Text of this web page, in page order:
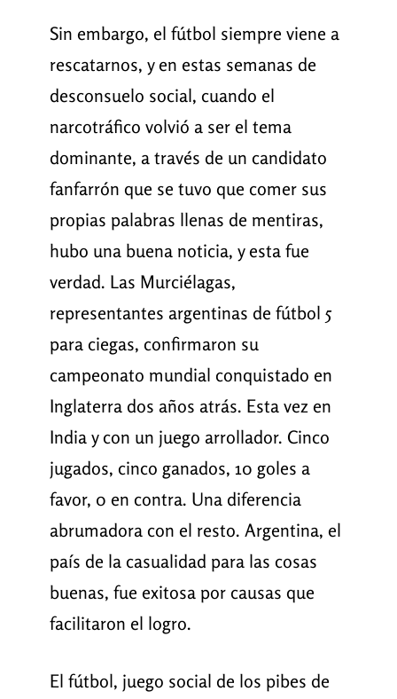
Sin embargo, el fútbol siempre viene a
rescatarnos, y en estas semanas de
desconsuelo social, cuando el
narcotráfico volvió a ser el tema
dominante, a través de un candidato
fanfarrón que se tuvo que comer sus
propias palabras llenas de mentiras,
hubo una buena noticia, y esta fue
verdad. Las Murciélagas,
representantes argentinas de fútbol 5
para ciegas, confirmaron su
campeonato mundial conquistado en
Inglaterra dos años atrás. Esta vez en
India y con un juego arrollador. Cinco
jugados, cinco ganados, 10 goles a
favor, 0 en contra. Una diferencia
abrumadora con el resto. Argentina, el
país de la casualidad para las cosas
buenas, fue exitosa por causas que
facilitaron el logro.
El fútbol, juego social de los pibes de